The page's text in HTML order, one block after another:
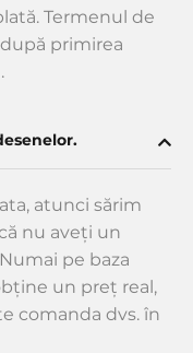
Termenul de
primirea
atunci sărim
nu aveți un
pe baza
un preț real,
comanda dvs. în